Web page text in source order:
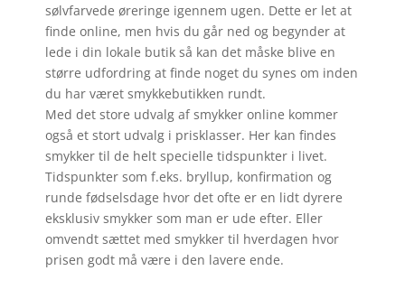
sølvfarvede øreringe igennem ugen. Dette er let at
finde online, men hvis du går ned og begynder at
lede i din lokale butik så kan det måske blive en
større udfordring at finde noget du synes om inden
du har været smykkebutikken rundt.
Med det store udvalg af smykker online kommer
også et stort udvalg i prisklasser. Her kan findes
smykker til de helt specielle tidspunkter i livet.
Tidspunkter som f.eks. bryllup, konfirmation og
runde fødselsdage hvor det ofte er en lidt dyrere
eksklusiv smykker som man er ude efter. Eller
omvendt sættet med smykker til hverdagen hvor
prisen godt må være i den lavere ende.